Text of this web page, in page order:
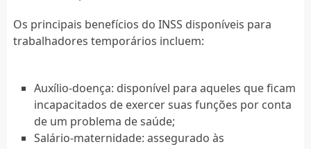
Os principais benefícios do INSS disponíveis para
trabalhadores temporários incluem:
Auxílio-doença: disponível para aqueles que ficam
incapacitados de exercer suas funções por conta
de um problema de saúde;
Salário-maternidade: assegurado às